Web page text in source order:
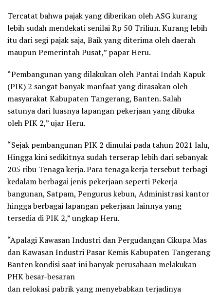
Tercatat bahwa pajak yang diberikan oleh ASG kurang
lebih sudah mendekati senilai Rp 50 Triliun. Kurang lebih
itu dari segi pajak saja, Baik yang diterima oleh daerah
maupun Pemerintah Pusat,” papar Heru.
“Pembangunan yang dilakukan oleh Pantai Indah Kapuk
(PIK) 2 sangat banyak manfaat yang dirasakan oleh
masyarakat Kabupaten Tangerang, Banten. Salah
satunya dari luasnya lapangan pekerjaan yang dibuka
oleh PIK 2,” ujar Heru.
“Sejak pembangunan PIK 2 dimulai pada tahun 2021 lalu,
Hingga kini sedikitnya sudah terserap lebih dari sebanyak
205 ribu Tenaga kerja. Para tenaga kerja tersebut terbagi
kedalam berbagai jenis pekerjaan seperti Pekerja
bangunan, Satpam, Pengurus kebun, Administrasi kantor
hingga berbagai lapangan pekerjaan lainnya yang
tersedia di PIK 2,” ungkap Heru.
“Apalagi Kawasan Industri dan Pergudangan Cikupa Mas
dan Kawasan Industri Pasar Kemis Kabupaten Tangerang
Banten kondisi saat ini banyak perusahaan melakukan
PHK besar-besaran
dan relokasi pabrik yang menyebabkan terjadinya